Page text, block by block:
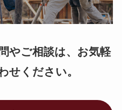
やご相談は、お気軽
せください。